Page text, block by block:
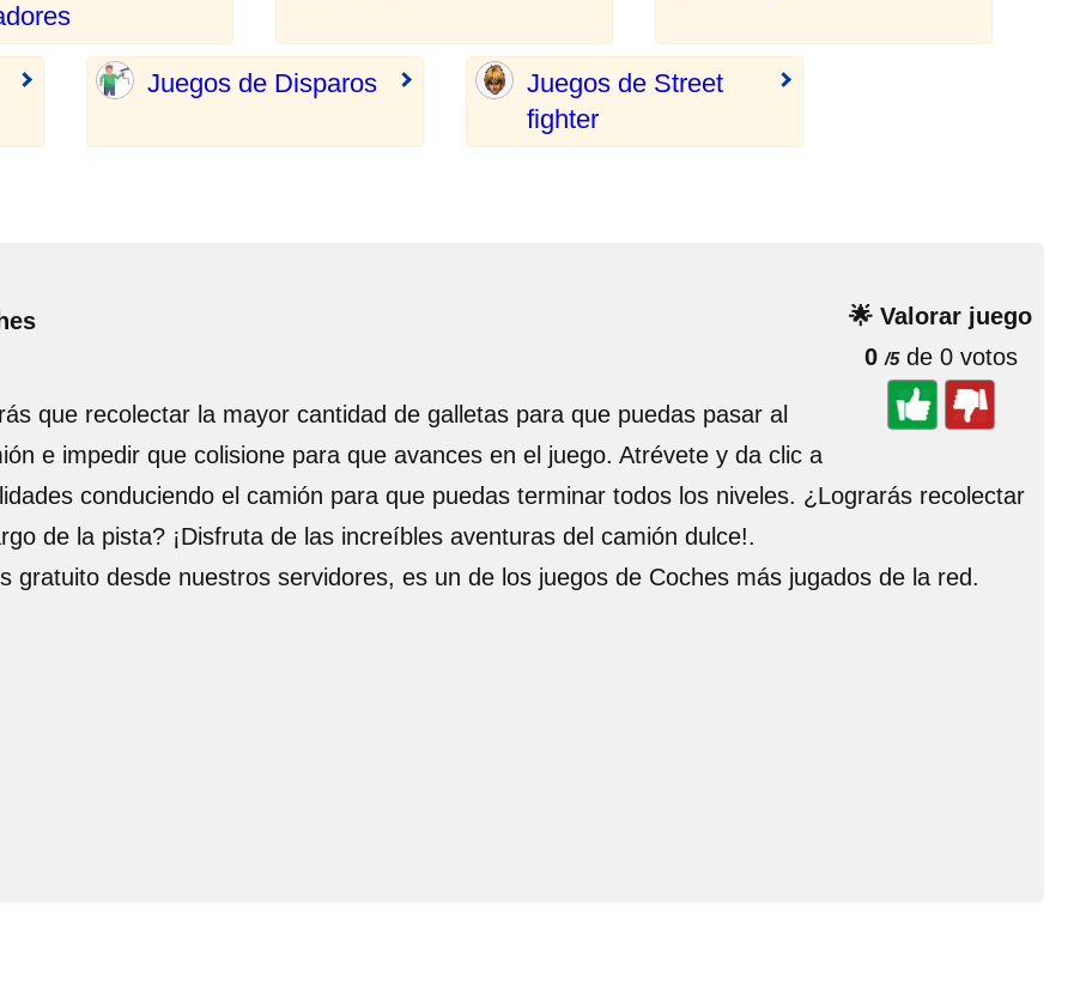
Juegos de Disparos
Juegos de Street
fighter
🌟 Valorar juego
0 /5de 0 votos
que recolectar la mayor cantidad de galletas para que puedas pasar al
e impedir que colisione para que avances en el juego. Atrévete y da clic a
conduciendo el camión para que puedas terminar todos los niveles. ¿Lograrás recolectar
de la pista? ¡Disfruta de las increíbles aventuras del camión dulce!.
gratuito desde nuestros servidores, es un de los juegos de Coches más jugados de la red.